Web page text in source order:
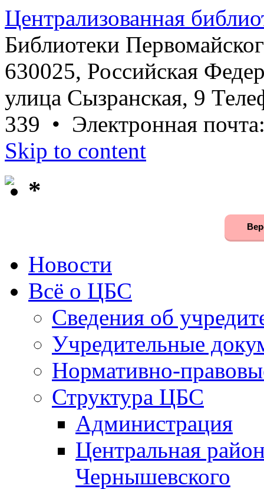
Централизованная
Библиотеки
630025, Российская
улица Сызранская, 9
339 • Электронная
Skip to content
*
Новости
Всё о ЦБС
Сведения об
Учредительные
Нормативно-
Структура ЦБС
Администрация
Центральная
Чернышевского